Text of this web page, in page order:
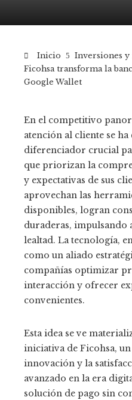
Inicio
Inversiones y
Ficohsa transforma la
Google Wallet
En el competitivo
atención al cliente se
diferenciador crucial
que priorizan la
y expectativas de sus
aprovechan las
disponibles, logran
duraderas, impulsando
lealtad. La tecnología,
como un aliado
compañías optimizar
interacción y ofrecer
convenientes.
Esta idea se ve
iniciativa de Ficohsa,
innovación y la
avanzado en la era
solución de pago sin